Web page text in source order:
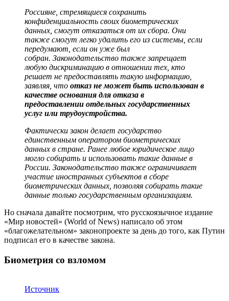
Россияне, стремящиеся сохранить
конфиденциальность своих биометрических
данных, смогут отказаться от их сбора. Они
также смогут легко удалить его из системы, если
передумают, если он уже был
собран. Законодательство также запрещает
любую дискриминацию в отношении тех, кто
решает не предоставлять такую информацию,
заявляя, что отказ не может быть использован в
качестве основания для отказа в
предоставлении отдельных государственных
услуг или трудоустройства.
Фактически закон делает государство
единственным оператором биометрических
данных в стране. Ранее любое юридическое лицо
могло собирать и использовать такие данные в
России. Законодательство также ограничивает
участие иностранных субъектов в сборе
биометрических данных, позволяя собирать такие
данные только государственным организациям.
Но сначала давайте посмотрим, что русскоязычное издание
«Мир новостей» (World of News) написало об этом
«благожелательном» законопроекте за день до того, как Путин
подписал его в качестве закона.
Биометрия со взломом
Источник